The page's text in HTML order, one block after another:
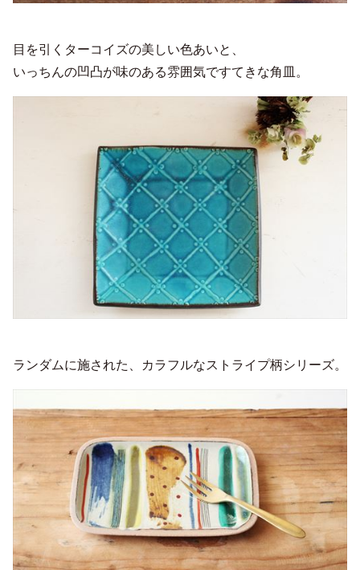
目を引くターコイズの美しい色あいと、
いっちんの凹凸が味のある雰囲気ですてきな角皿。
ランダムに施された、カラフルなストライプ柄シリーズ。